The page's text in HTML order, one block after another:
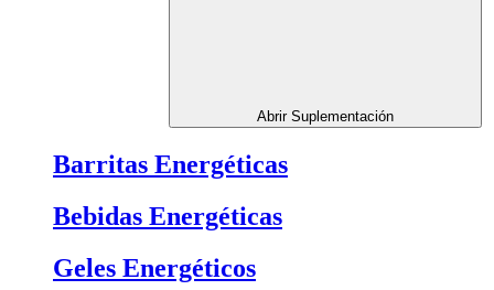
Abrir Suplementación
Barritas Energéticas
Bebidas Energéticas
Geles Energéticos